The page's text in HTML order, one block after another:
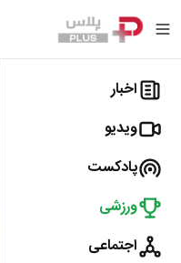
اخبار
ویدیو
پادکست
ورزشی
اجتماعی